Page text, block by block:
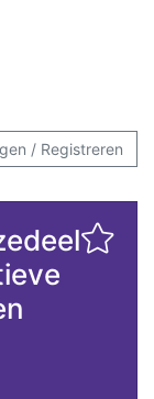
/ Registreren